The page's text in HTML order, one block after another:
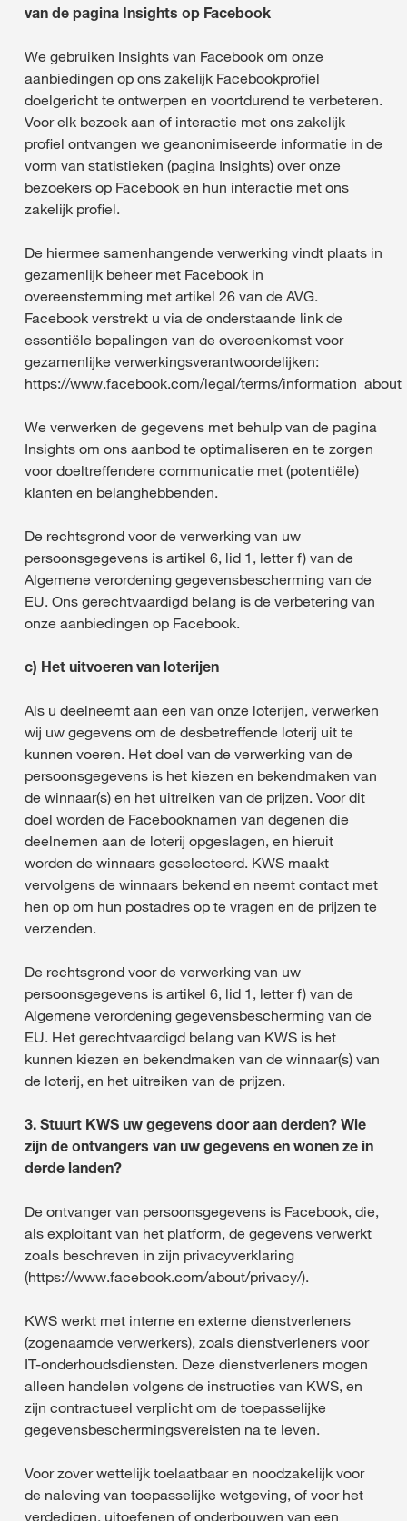
van de pagina Insights op Facebook
We gebruiken Insights van Facebook om onze
aanbiedingen op ons zakelijk Facebookprofiel
doelgericht te ontwerpen en voortdurend te verbeteren.
Voor elk bezoek aan of interactie met ons zakelijk
profiel ontvangen we geanonimiseerde informatie in de
vorm van statistieken (pagina Insights) over onze
bezoekers op Facebook en hun interactie met ons
zakelijk profiel.
De hiermee samenhangende verwerking vindt plaats in
gezamenlijk beheer met Facebook in
overeenstemming met artikel 26 van de AVG.
Facebook verstrekt u via de onderstaande link de
essentiële bepalingen van de overeenkomst voor
gezamenlijke verwerkingsverantwoordelijken:
https://www.facebook.com/legal/terms/
We verwerken de gegevens met behulp van de pagina
Insights om ons aanbod te optimaliseren en te zorgen
voor doeltreffendere communicatie met (potentiële)
klanten en belanghebbenden.
De rechtsgrond voor de verwerking van uw
persoonsgegevens is artikel 6, lid 1, letter f) van de
Algemene verordening gegevensbescherming van de
EU. Ons gerechtvaardigd belang is de verbetering van
onze aanbiedingen op Facebook.
c) Het uitvoeren van loterijen
Als u deelneemt aan een van onze loterijen, verwerken
wij uw gegevens om de desbetreffende loterij uit te
kunnen voeren. Het doel van de verwerking van de
persoonsgegevens is het kiezen en bekendmaken van
de winnaar(s) en het uitreiken van de prijzen. Voor dit
doel worden de Facebooknamen van degenen die
deelnemen aan de loterij opgeslagen, en hieruit
worden de winnaars geselecteerd. KWS maakt
vervolgens de winnaars bekend en neemt contact met
hen op om hun postadres op te vragen en de prijzen te
verzenden.
De rechtsgrond voor de verwerking van uw
persoonsgegevens is artikel 6, lid 1, letter f) van de
Algemene verordening gegevensbescherming van de
EU. Het gerechtvaardigd belang van KWS is het
kunnen kiezen en bekendmaken van de winnaar(s) van
de loterij, en het uitreiken van de prijzen.
3. Stuurt KWS uw gegevens door aan derden? Wie
zijn de ontvangers van uw gegevens en wonen ze in
derde landen?
De ontvanger van persoonsgegevens is Facebook, die,
als exploitant van het platform, de gegevens verwerkt
zoals beschreven in zijn privacyverklaring
(https://www.facebook.com/about/privacy/).
KWS werkt met interne en externe dienstverleners
(zogenaamde verwerkers), zoals dienstverleners voor
IT-onderhoudsdiensten. Deze dienstverleners mogen
alleen handelen volgens de instructies van KWS, en
zijn contractueel verplicht om de toepasselijke
gegevensbeschermingsvereisten na te leven.
Voor zover wettelijk toelaatbaar en noodzakelijk voor
de naleving van toepasselijke wetgeving, of voor het
verdedigen, uitoefenen of onderbouwen van een